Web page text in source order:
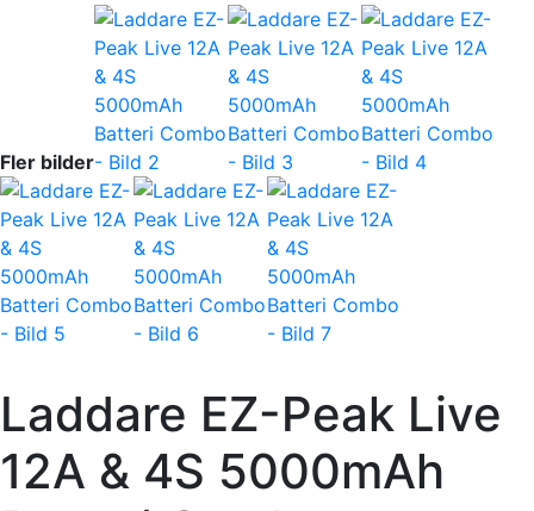
Fler bilder
Laddare EZ-Peak Live
12A & 4S 5000mAh